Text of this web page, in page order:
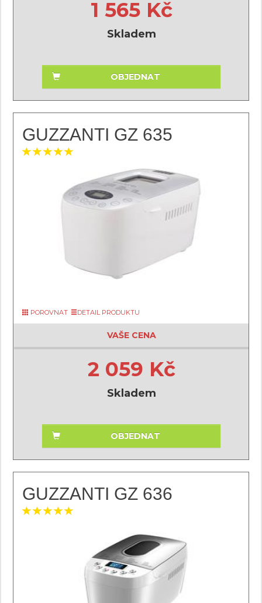
1 565 Kč
Skladem
OBJEDNAT
GUZZANTI GZ 635
POROVNAT DETAIL PRODUKTU
VAŠE CENA
2 059 Kč
Skladem
OBJEDNAT
GUZZANTI GZ 636